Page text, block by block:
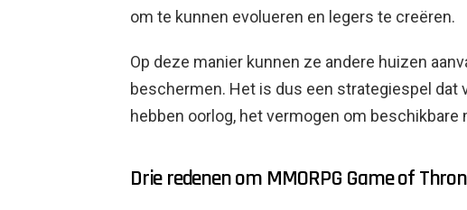
om te kunnen evolueren en legers te creëren.
Op deze manier kunnen ze andere huizen
beschermen. Het is dus een strategiespel dat
hebben oorlog, het vermogen om
Drie redenen om MMORPG Game of